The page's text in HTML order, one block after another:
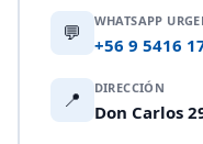
💬 WHATSAPP
+56 9 5416
📍 DIRECCIÓN
Don Carlos